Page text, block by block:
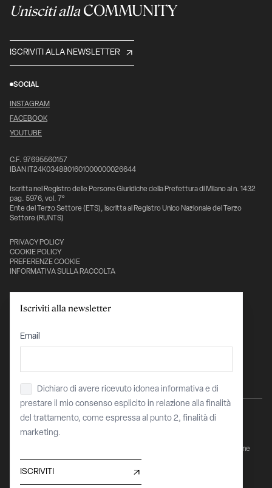
Unisciti allaCOMMUNITY
ISCRIVITI ALLA NEWSLETTER
SOCIAL
INSTAGRAM
FACEBOOK
YOUTUBE
C.F. 97695560157
IBAN IT24K0348801601000000026644
Iscritta nel Registro delle Persone Giuridiche della Prefettura di Milano al n. 1432
pag. 5976, vol. 7°
Ente del Terzo Settore (ETS), iscritta al Registro Unico Nazionale del Terzo
Settore (RUNTS)
PRIVACY POLICY
COOKIE POLICY
PREFERENZE COOKIE
INFORMATIVA SULLA RACCOLTA
Con il sostegno di:
Sito finanziato dell’Unione Europea - "Next Generation EU - PNRR Transizione
Digitale Organismi Culturali e Creativi"
COR 15912229 / CUP C87J23004110008
Iscriviti alla newsletter
Email
Privacy*
Dichiaro di avere ricevuto idonea informativa e di
prestare il mio consenso esplicito in relazione alla finalità
del trattamento, come espressa al punto 2, finalità di
marketing.
ISCRIVITI